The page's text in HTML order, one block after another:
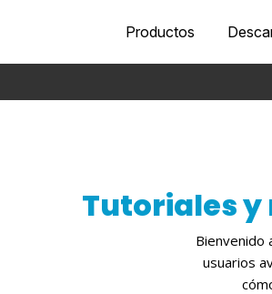
Productos
Tutoriales y
Bienvenido
usuarios